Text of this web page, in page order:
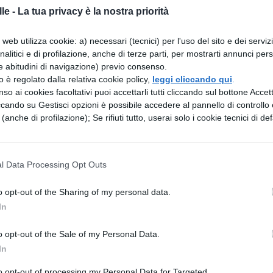
- La tua privacy è la nostra priorità
utilizza cookie: a) necessari (tecnici) per l'uso del sito e dei
e di profilazione, anche di terze parti, per mostrarti annunci
abitudini di navigazione) previo consenso.
è regolato dalla relativa cookie policy, leggi cliccando qui
ai cookies facoltativi puoi accettarli tutti cliccando sul bottone
su Gestisci opzioni è possibile accedere al pannello di controllo
di profilazione); Se rifiuti tutto, userai solo i cookie tecnici di
Data Processing Opt Outs
opt-out of the Sharing of my personal data.
opt-out of the Sale of my Personal Data.
sia di cercar materiale
fortificazioni così grandi, essendo
Ma talvolta i Galli tentavano di
forza. Perciò a queste opere Cesare
le
con un minore numero di soldati. Così
e
scavati continui fossati profondi cinque
in